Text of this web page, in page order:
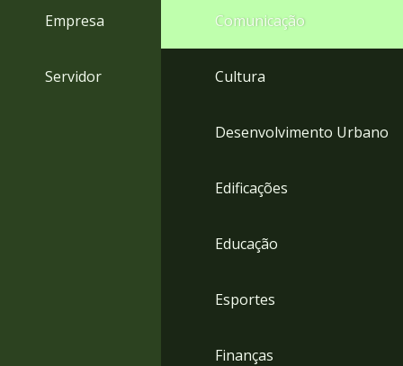
Empresa
Servidor
Comunicação
Cultura
Desenvolvimento Urbano
Edificações
Educação
Esportes
Finanças